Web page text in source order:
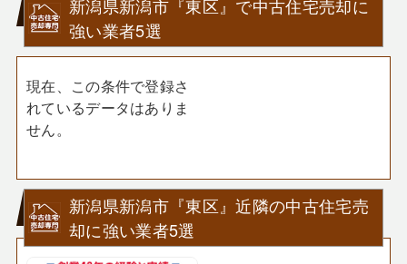
新潟県新潟市『東区』で中古住宅売却に
強い業者5選
現在、この条件で登録さ
れているデータはありま
せん。
新潟県新潟市『東区』近隣の中古住宅売
却に強い業者5選